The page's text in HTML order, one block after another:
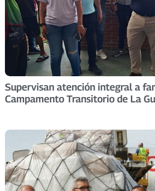
Supervisan atención integral a
Campamento Transitorio de La